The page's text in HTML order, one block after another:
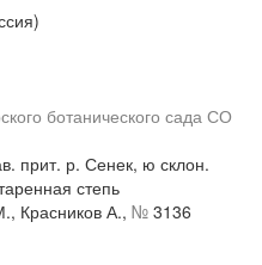
ботанического сада СО
прит. р. Сенек, ю склон.
степь
Красников А., № 3136